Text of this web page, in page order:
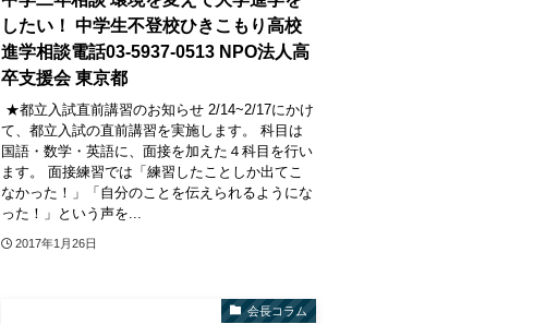
したい！ 中学生不登校ひきこもり高校
進学相談電話03-5937-0513 NPO法人高
卒支援会 東京都
★都立入試直前講習のお知らせ 2/14~2/17にかけ
て、都立入試の直前講習を実施します。 科目は
国語・数学・英語に、面接を加えた４科目を行い
ます。 面接練習では「練習したことしか出てこ
なかった！」「自分のことを伝えられるようにな
った！」という声を...
2017年1月26日
会長コラム